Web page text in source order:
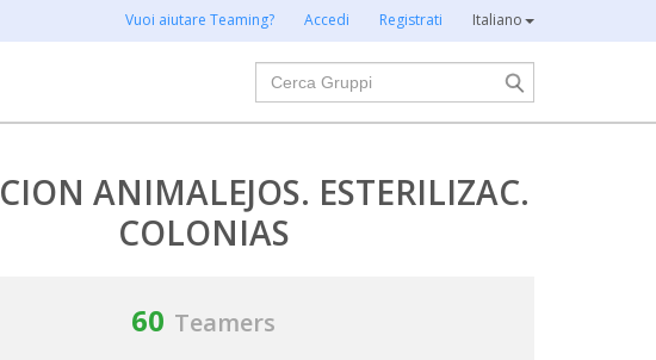
Vuoi aiutare Teaming? Accedi Registrati Italiano
Cerca
ANIMALEJOS. ESTERILIZAC.
COLONIAS
60 Teamers